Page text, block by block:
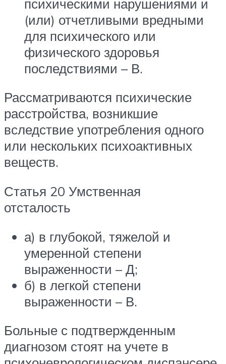
психическими нарушениями и
(или) отчетливыми вредными
для психического или
физического здоровья
последствиями – В.
Рассматриваются психические
расстройства, возникшие
вследствие употребления одного
или нескольких психоактивных
веществ.
Статья 20 Умственная
отсталость
а) в глубокой, тяжелой и
умеренной степени
выраженности – Д;
б) в легкой степени
выраженности – В.
Больные с подтвержденным
диагнозом стоят на учете в